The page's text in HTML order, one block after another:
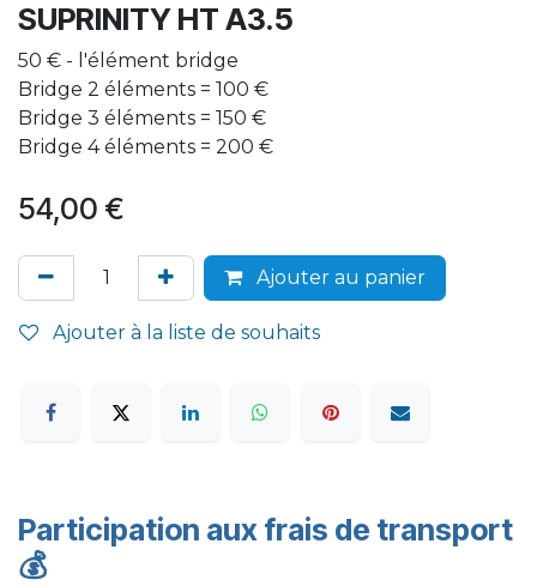
SUPRINITY HT A3.5
50 € - l'élément bridge
Bridge 2 éléments = 100 €
Bridge 3 éléments = 150 €
Bridge 4 éléments = 200 €
54,00 €
Ajouter au panier
Ajouter à la liste de souhaits
Participation aux frais de transport
💰